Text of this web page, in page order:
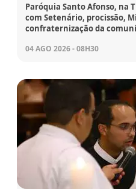
Paróquia Santo Afonso, na
com Setenário, procissão,
confraternização da
04 AGO 2026 - 08H30